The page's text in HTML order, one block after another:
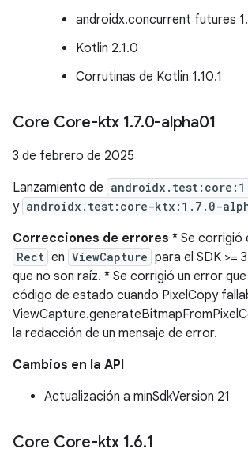
androidx.concurrent futures
Kotlin 2.1.0
Corrutinas de Kotlin 1.10.1
Core Core-ktx 1.7.0-alpha01
3 de febrero de 2025
Lanzamiento de
y androidx.test:core-ktx:1.7.0-
Correcciones de errores * Se corrigió
Rect en ViewCapture para el SDK >=
que no son raíz. * Se corrigió un error
código de estado cuando PixelCopy
la redacción de un mensaje de error.
Cambios en la API
Actualización a minSdkVersion 21
Core Core-ktx 1.6.1